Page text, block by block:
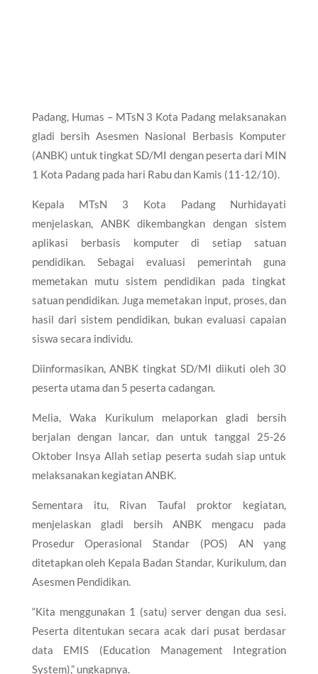
Padang, Humas – MTsN 3 Kota Padang melaksanakan
gladi bersih Asesmen Nasional Berbasis Komputer
(ANBK) untuk tingkat SD/MI dengan peserta dari MIN
1 Kota Padang pada hari Rabu dan Kamis (11-12/10).
Kepala MTsN 3 Kota Padang Nurhidayati
menjelaskan, ANBK dikembangkan dengan sistem
aplikasi berbasis komputer di setiap satuan
pendidikan. Sebagai evaluasi pemerintah guna
memetakan mutu sistem pendidikan pada tingkat
satuan pendidikan. Juga memetakan input, proses, dan
hasil dari sistem pendidikan, bukan evaluasi capaian
siswa secara individu.
Diinformasikan, ANBK tingkat SD/MI diikuti oleh 30
peserta utama dan 5 peserta cadangan.
Melia, Waka Kurikulum melaporkan gladi bersih
berjalan dengan lancar, dan untuk tanggal 25-26
Oktober Insya Allah setiap peserta sudah siap untuk
melaksanakan kegiatan ANBK.
Sementara itu, Rivan Taufal proktor kegiatan,
menjelaskan gladi bersih ANBK mengacu pada
Prosedur Operasional Standar (POS) AN yang
ditetapkan oleh Kepala Badan Standar, Kurikulum, dan
Asesmen Pendidikan.
“Kita menggunakan 1 (satu) server dengan dua sesi.
Peserta ditentukan secara acak dari pusat berdasar
data EMIS (Education Management Integration
System),” ungkapnya.